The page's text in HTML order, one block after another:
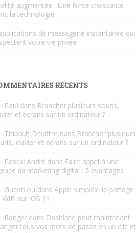
augmentée : Une force croissante
la technologie
de messagerie instantanée qui
votre vie privée
RÉCENTS
Paul dans Brancher plusieurs souris,
et écrans sur un ordinateur ?
Thibault Delattre dans Brancher plusieurs
clavier et écrans sur un ordinateur ?
Pascal André dans Faire appel à une
de marketing digital : 5 avantages
GuestLou dans Apple simplifie le partage
WiFi sur iOS 11
Ranger dans Dashlane peut maintenant
tous vos mots de passe en un clic et